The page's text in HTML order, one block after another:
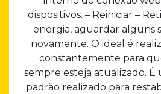
dispositivos. – Reiniciar –
energia, aguardar alguns
novamente. O ideal é
constantemente para
sempre esteja atualizado.
padrão realizado para